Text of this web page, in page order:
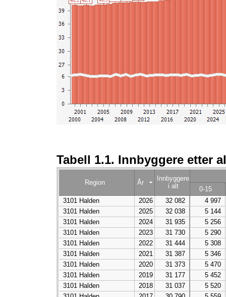
Tabell 1.1. Innbyggere etter
Region År
Innbyggere
i alt
0-15
3101 Halden
2026 32 082
4 997
3101 Halden
2025 32 038
5 144
3101 Halden
2024 31 935
5 256
3101 Halden
2023 31 730
5 290
3101 Halden
2022 31 444
5 308
3101 Halden
2021 31 387
5 346
3101 Halden
2020 31 373
5 470
3101 Halden
2019 31 177
5 452
3101 Halden
2018 31 037
5 520